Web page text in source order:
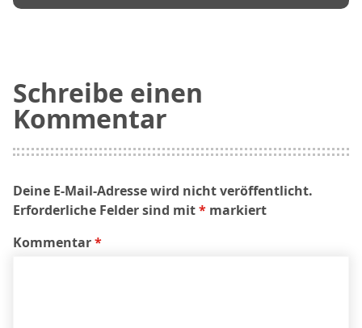
Schreibe einen
Kommentar
Deine E-Mail-Adresse wird nicht veröffentlicht.
Erforderliche Felder sind mit* markiert
Kommentar*